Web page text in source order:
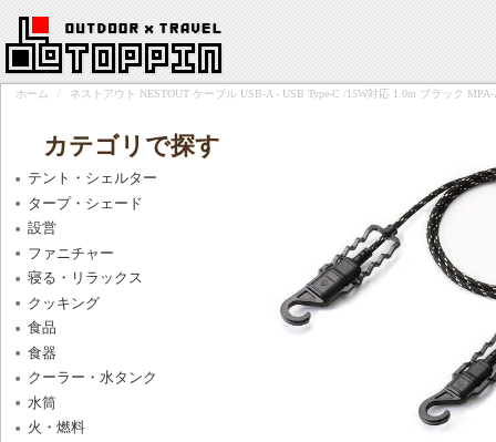
ホーム / ネストアウト NESTOUT ケーブル USB-A - USB Type-C /15W対応 1.0m ブラック
カテゴリで探す
テント・シェルター
タープ・シェード
設営
ファニチャー
寝る・リラックス
クッキング
食品
食器
クーラー・水タンク
水筒
火・燃料